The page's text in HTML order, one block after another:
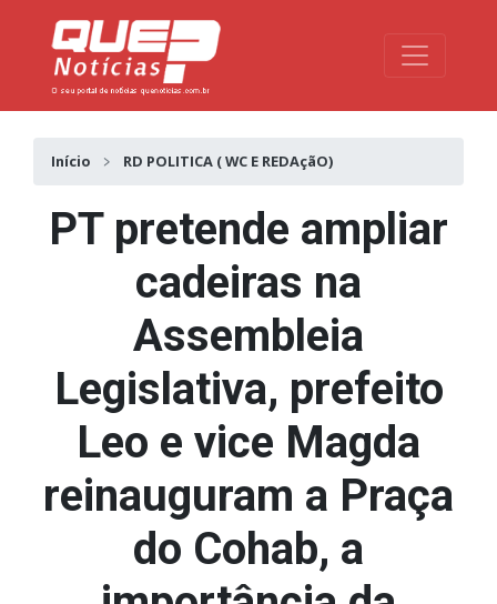
Toggle
Início RD POLITICA ( WC E REDAçãO)
PT pretende ampliar
cadeiras na
Assembleia
Legislativa, prefeito
Leo e vice Magda
reinauguram a Praça
do Cohab, a